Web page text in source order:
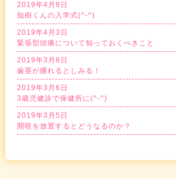
2019年4月8日
知樹くんの入学式(^-^)
2019年4月3日
緊張型頭痛について知っておくべきこと
2019年3月8日
歯茎が腫れるとしみる！
2019年3月6日
3歳児健診で保健所に(^-^)
2019年3月5日
開咬を放置するとどうなるのか？